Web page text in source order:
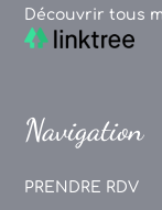
Découvrir tous
Navigation
PRENDRE RDV